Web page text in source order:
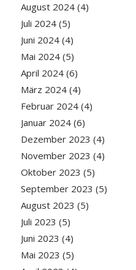
August 2024(4)
Juli 2024(5)
Juni 2024(4)
Mai 2024(5)
April 2024(6)
März 2024(4)
Februar 2024(4)
Januar 2024(6)
Dezember 2023 (4)
November 2023 (4)
Oktober 2023 (5)
September 2023 (5)
August 2023 (5)
Juli 2023 (5)
Juni 2023 (4)
Mai 2023 (5)